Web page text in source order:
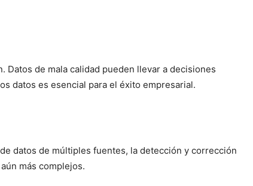
de mala calidad pueden llevar a decisiones
datos es esencial para el éxito empresarial.
datos de múltiples fuentes, la detección y corrección
más complejos.